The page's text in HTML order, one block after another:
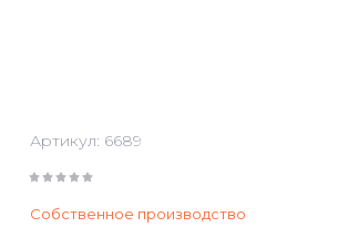
Артикул: 6689
Собственное производство